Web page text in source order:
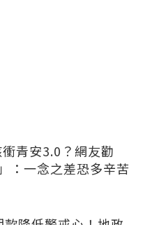
青安3.0？網友勸
：一念之差恐多辛苦